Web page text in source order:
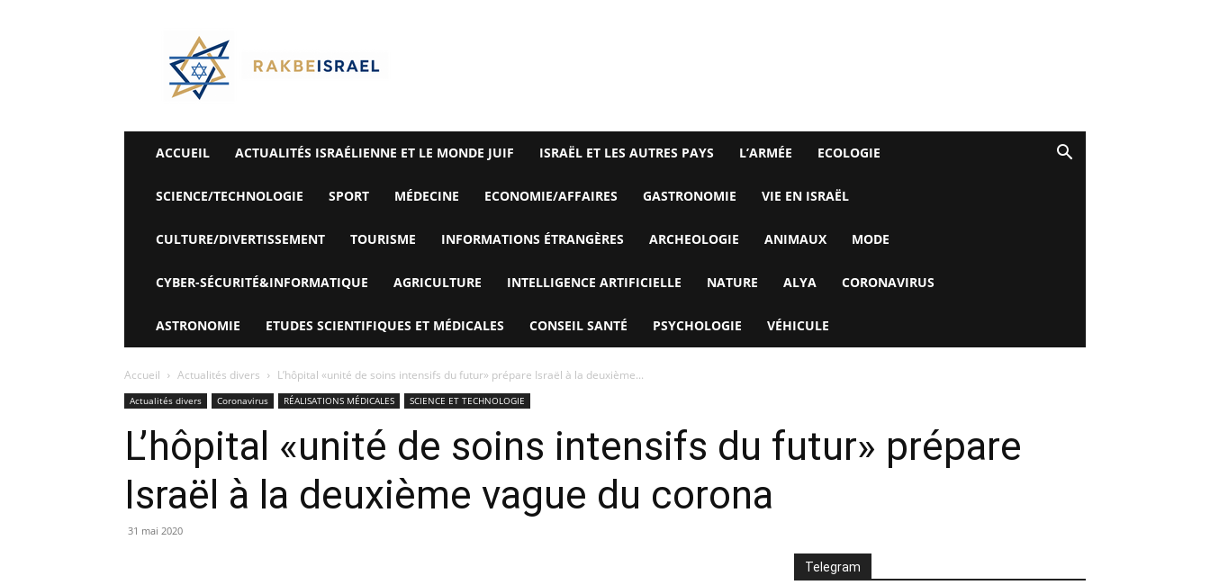
Rak
Be
Israel-
Alyaexpress-
News
ACCUEIL ACTUALITÉS ISRAÉLIENNE ET LE MONDE JUIF ISRAËL ET LES AUTRES PAYS L’ARMÉE ECOLOGIE
SCIENCE/TECHNOLOGIE SPORT MÉDECINE ECONOMIE/AFFAIRES GASTRONOMIE VIE EN ISRAËL
CULTURE/DIVERTISSEMENT TOURISME INFORMATIONS ÉTRANGÈRES ARCHEOLOGIE ANIMAUX MODE
CYBER-SÉCURITÉ&INFORMATIQUE AGRICULTURE INTELLIGENCE ARTIFICIELLE NATURE ALYA CORONAVIRUS
ASTRONOMIE ETUDES SCIENTIFIQUES ET MÉDICALES CONSEIL SANTÉ PSYCHOLOGIE VÉHICULE
Accueil Actualités divers L’hôpital «unité de soins intensifs du futur» prépare Israël à la deuxième...
Actualités divers Coronavirus RÉALISATIONS MÉDICALES SCIENCE ET TECHNOLOGIE
L’hôpital «unité de soins intensifs du futur» prépare
Israël à la deuxième vague du corona
31 mai 2020
Telegram